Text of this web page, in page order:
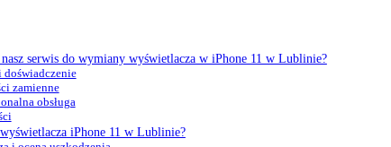
serwis do wymiany wyświetlacza w iPhone 11 w Lublinie?
doświadczenie
zamienne
obsługa
iPhone 11 w Lublinie?